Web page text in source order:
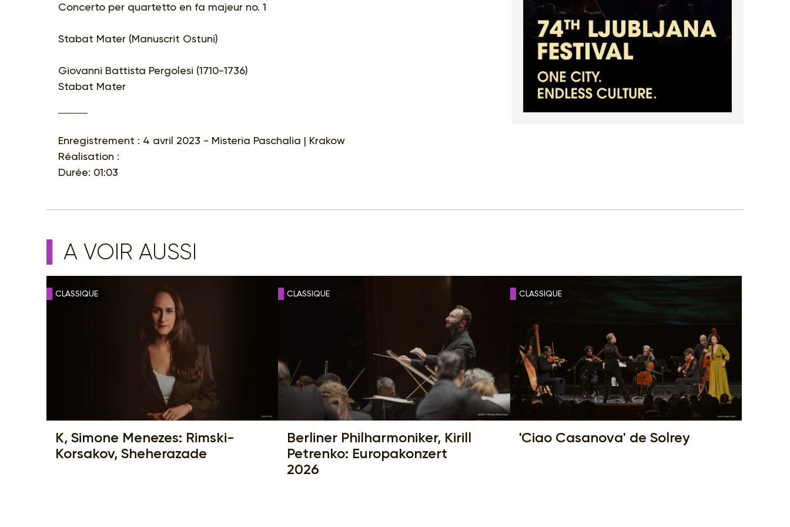
Concerto per quartetto en fa majeur no. 1
Stabat Mater (Manuscrit Ostuni)
Giovanni Battista Pergolesi (1710-1736)
Stabat Mater
Enregistrement : 4 avril 2023 - Misteria Paschalia | Krakow
Réalisation :
Durée: 01:03
A VOIR AUSSI
CLASSIQUE
K, Simone Menezes: Rimski-
Korsakov, Sheherazade
CLASSIQUE
Berliner Philharmoniker, Kirill
Petrenko: Europakonzert
2026
CLASSIQUE
'Ciao Casanova' de Solrey